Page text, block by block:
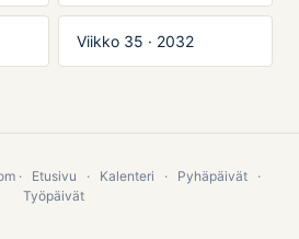
Viikko 35 · 2032
· Etusivu · Kalenteri · Pyhäpäivät
·
Työpäivät